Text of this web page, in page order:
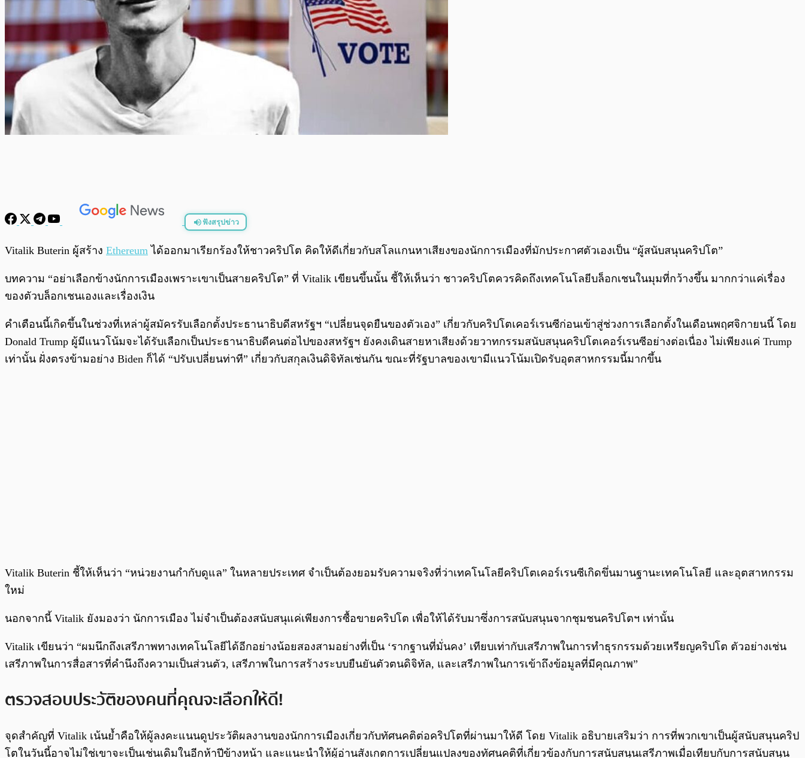
ฟังสรุปข่าว
พร้อมเล่น 0:00
Vitalik Buterin ผู้สร้าง Ethereum ได้ออกมาเรียกร้องให้ชาวคริปโต คิดให้ดีเกี่ยวกับสโลแกนหาเสียงของนักการเมืองที่มักประกาศตัวเองเป็น “ผู้สนับสนุนคริปโต”
บทความ “อย่าเลือกข้างนักการเมืองเพราะเขาเป็นสายคริปโต” ที่ Vitalik เขียนขึ้นนั้น ชี้ให้เห็นว่า ชาวคริปโตควรคิดถึงเทคโนโลยีบล็อกเชนในมุมที่กว้างขึ้น มากกว่าแค่เรื่อง
ของตัวบล็อกเชนเองและเรื่องเงิน
คำเตือนนี้เกิดขึ้นในช่วงที่เหล่าผู้สมัครรับเลือกตั้งประธานาธิบดีสหรัฐฯ “เปลี่ยนจุดยืนของตัวเอง” เกี่ยวกับคริปโตเคอร์เรนซีก่อนเข้าสู่ช่วงการเลือกตั้งในเดือนพฤศจิกายนนี้ โดย
Donald Trump ผู้มีแนวโน้มจะได้รับเลือกเป็นประธานาธิบดีคนต่อไปของสหรัฐฯ ยังคงเดินสายหาเสียงด้วยวาทกรรมสนับสนุนคริปโตเคอร์เรนซีอย่างต่อเนื่อง ไม่เพียงแค่ Trump
เท่านั้น ฝั่งตรงข้ามอย่าง Biden ก็ได้ “ปรับเปลี่ยนท่าที” เกี่ยวกับสกุลเงินดิจิทัลเช่นกัน ขณะที่รัฐบาลของเขามีแนวโน้มเปิดรับอุตสาหกรรมนี้มากขึ้น
Vitalik Buterin ชี้ให้เห็นว่า “หน่วยงานกำกับดูแล” ในหลายประเทศ จำเป็นต้องยอมรับความจริงที่ว่าเทคโนโลยีคริปโตเคอร์เรนซีเกิดขึ่นมานฐานะเทคโนโลยี และอุตสาหกรรม
ใหม่
นอกจากนี้ Vitalik ยังมองว่า นักการเมือง ไม่จำเป็นต้องสนับสนุแค่เพียงการซื้อขายคริปโต เพื่อให้ได้รับมาซึ่งการสนับสนุนจากชุมชนคริปโตฯ เท่านั้น
Vitalik เขียนว่า “ผมนึกถึงเสรีภาพทางเทคโนโลยีได้อีกอย่างน้อยสองสามอย่างที่เป็น ‘รากฐานที่มั่นคง’ เทียบเท่ากับเสรีภาพในการทำธุรกรรมด้วยเหรียญคริปโต ตัวอย่างเช่น
เสรีภาพในการสื่อสารที่คำนึงถึงความเป็นส่วนตัว, เสรีภาพในการสร้างระบบยืนยันตัวตนดิจิทัล, และเสรีภาพในการเข้าถึงข้อมูลที่มีคุณภาพ”
ตรวจสอบประวัติของคนที่คุณจะเลือกให้ดี!
จุดสำคัญที่ Vitalik เน้นย้ำคือให้ผู้ลงคะแนนดูประวัติผลงานของนักการเมืองเกี่ยวกับทัศนคติต่อคริปโตที่ผ่านมาให้ดี โดย Vitalik อธิบายเสริมว่า การที่พวกเขาเป็นผู้สนับสนุนคริป
โตในวันนี้อาจไม่ใช่เขาจะเป็นเช่นเดิมในอีกห้าปีข้างหน้า และแนะนำให้ผู้อ่านสังเกตการเปลี่ยนแปลงของทัศนคติที่เกี่ยวข้องกับการสนับสนุนเสรีภาพเมื่อเทียบกับการสนับสนุน